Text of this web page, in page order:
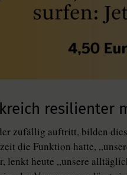
­resilienter
zufällig auftritt, bilden
die Funktion hatte,
lenkt heute „unsere